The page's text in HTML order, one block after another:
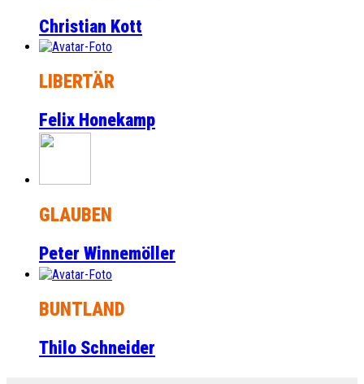
Christian Kott
LIBERTÄR
Felix Honekamp
GLAUBEN
Peter Winnemöller
BUNTLAND
Thilo Schneider